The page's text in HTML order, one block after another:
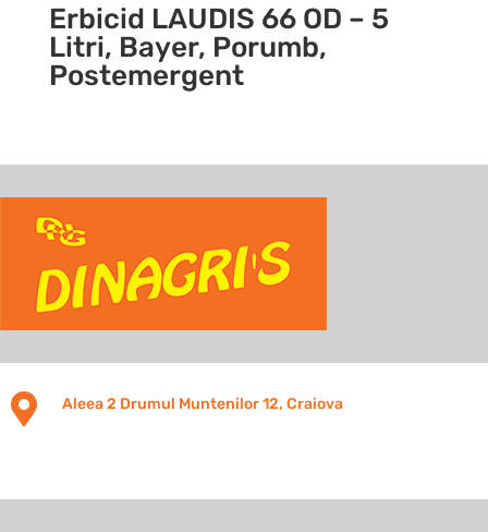
Erbicid LAUDIS 66 OD – 5
Litri, Bayer, Porumb,
Postemergent
 Aleea 2 Drumul Muntenilor 12, Craiova